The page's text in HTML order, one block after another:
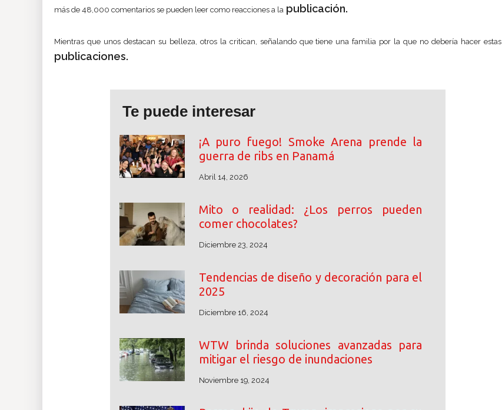
más de 48,000 comentarios se pueden leer como reacciones a la publicación.
Mientras que unos destacan su belleza, otros la critican, señalando que tiene una familia por la que no debería hacer estas
publicaciones.
Te puede interesar
¡A puro fuego! Smoke Arena prende la
guerra de ribs en Panamá
Abril 14, 2026
Mito o realidad: ¿Los perros pueden
comer chocolates?
Diciembre 23, 2024
Tendencias de diseño y decoración para el
2025
Diciembre 16, 2024
WTW brinda soluciones avanzadas para
mitigar el riesgo de inundaciones
Noviembre 19, 2024